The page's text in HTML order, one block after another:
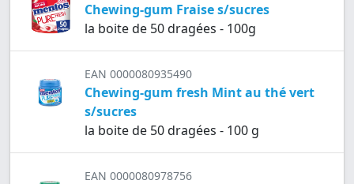
Chewing-gum Fraise s/sucres
la boite de 50 dragées - 100g
EAN 0000080935490
Chewing-gum fresh Mint au thé vert
s/sucres
la boite de 50 dragées - 100 g
EAN 0000080978756